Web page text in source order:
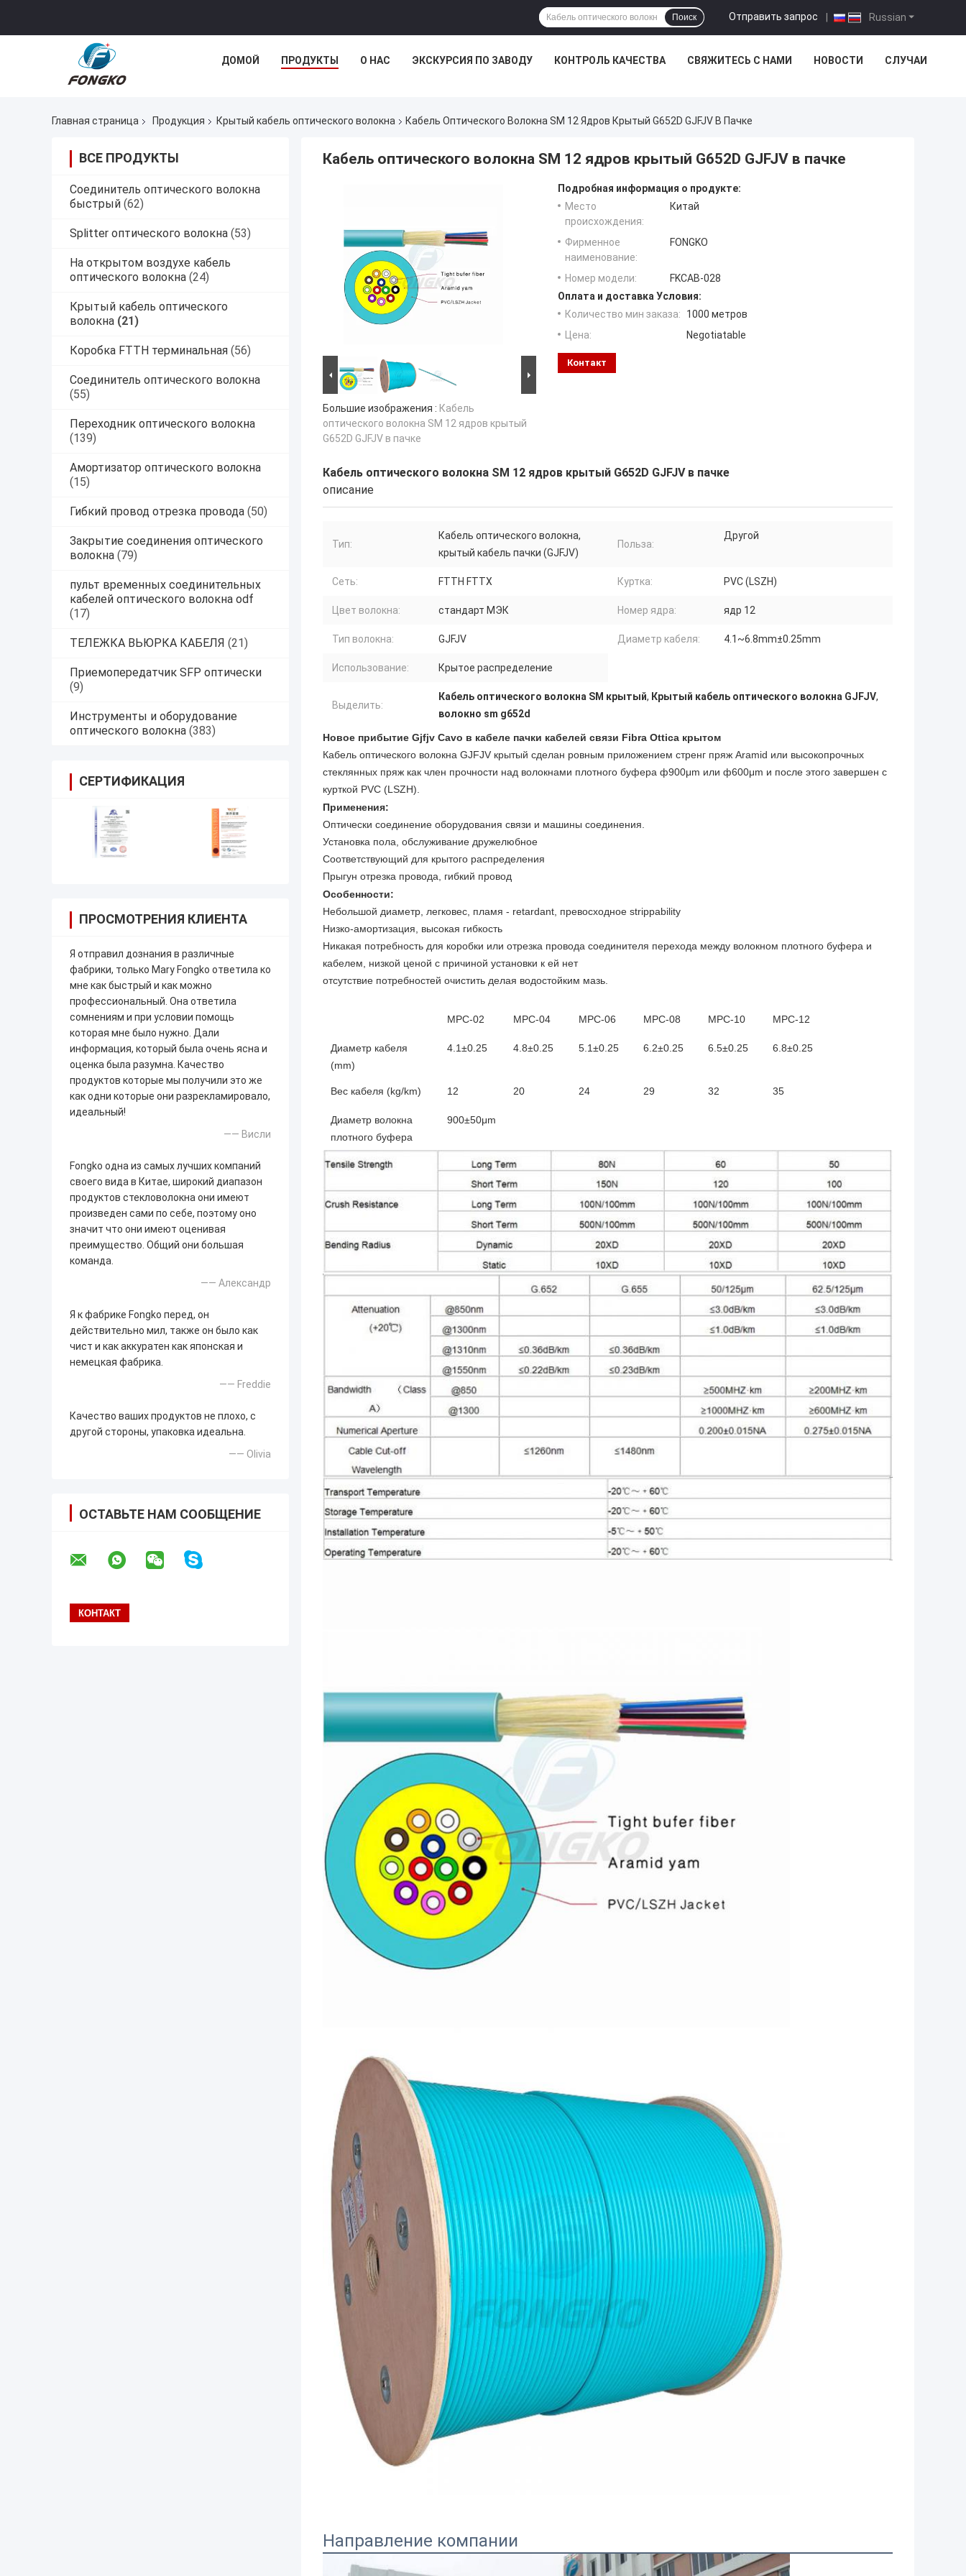
Russian
Отправить запрос |
Поиск
ДОМОЙ ПРОДУКТЫ О НАС ЭКСКУРСИЯ ПО ЗАВОДУ КОНТРОЛЬ КАЧЕСТВА СВЯЖИТЕСЬ С НАМИ НОВОСТИ СЛУЧАИ
Главная страница Продукция Крытый кабель оптического волокна Кабель Оптического Волокна SM 12 Ядров Крытый G652D GJFJV В Пачке
ВСЕ ПРОДУКТЫ
Соединитель оптического волокна
быстрый (62)
Splitter оптического волокна (53)
На открытом воздухе кабель
оптического волокна (24)
Крытый кабель оптического
волокна (21)
Коробка FTTH терминальная (56)
Соединитель оптического волокна
(55)
Переходник оптического волокна
(139)
Амортизатор оптического волокна
(15)
Гибкий провод отрезка провода (50)
Закрытие соединения оптического
волокна (79)
пульт временных соединительных
кабелей оптического волокна odf
(17)
ТЕЛЕЖКА ВЬЮРКА КАБЕЛЯ (21)
Приемопередатчик SFP оптически
(9)
Инструменты и оборудование
оптического волокна (383)
СЕРТИФИКАЦИЯ
ПРОСМОТРЕНИЯ КЛИЕНТА
Я отправил дознания в различные
фабрики, только Mary Fongko ответила ко
мне как быстрый и как можно
профессиональный. Она ответила
сомнениям и при условии помощь
которая мне было нужно. Дали
информация, который была очень ясна и
оценка была разумна. Качество
продуктов которые мы получили это же
как одни которые они разрекламировало,
идеальный!
—— Висли
Fongko одна из самых лучших компаний
своего вида в Китае, широкий диапазон
продуктов стекловолокна они имеют
произведен сами по себе, поэтому оно
значит что они имеют оценивая
преимущество. Общий они большая
команда.
—— Александр
Я к фабрике Fongko перед, он
действительно мил, также он было как
чист и как аккуратен как японская и
немецкая фабрика.
—— Freddie
Качество ваших продуктов не плохо, с
другой стороны, упаковка идеальна.
—— Olivia
ОСТАВЬТЕ НАМ СООБЩЕНИЕ
Кабель оптического волокна SM 12 ядров крытый G652D GJFJV в пачке
Большие изображения : Кабель
оптического волокна SM 12 ядров крытый
G652D GJFJV в пачке
Подробная информация о продукте:
Место
происхождения:
Китай
Фирменное
наименование:
FONGKO
Номер модели:
FKCAB-028
Оплата и доставка Условия:
Количество мин заказа:
1000 метров
Цена:
Negotiatable
Контакт
Кабель оптического волокна SM 12 ядров крытый G652D GJFJV в пачке
описание
Тип:
Кабель оптического волокна,
крытый кабель пачки (GJFJV)
Польза:
Другой
Сеть: FTTH FTTX Куртка: PVC (LSZH)
Цвет волокна: стандарт МЭК Номер ядра: ядр 12
Тип волокна: GJFJV Диаметр кабеля: 4.1~6.8mm±0.25mm
Использование: Крытое распределение
Выделить:
Кабель оптического волокна SM крытый, Крытый кабель оптического волокна GJFJV,
волокно sm g652d
Новое прибытие Gjfjv Cavo в кабеле пачки кабелей связи Fibra Ottica крытом
Кабель оптического волокна GJFJV крытый сделан ровным приложением стренг пряж Aramid или высокопрочных
стеклянных пряж как член прочности над волокнами плотного буфера ф900μm или ф600μm и после этого завершен с
курткой PVC (LSZH).
Применения:
Оптически соединение оборудования связи и машины соединения.
Установка пола, обслуживание дружелюбное
Соответствующий для крытого распределения
Прыгун отрезка провода, гибкий провод
Особенности:
Небольшой диаметр, легковес, пламя - retardant, превосходное strippability
Низко-амортизация, высокая гибкость
Никакая потребность для коробки или отрезка провода соединителя перехода между волокном плотного буфера и
кабелем, низкой ценой с причиной установки к ей нет
отсутствие потребностей очистить делая водостойким мазь.
MPC-02 MPC-04 MPC-06 MPC-08 MPC-10 MPC-12
Диаметр кабеля
(mm)
4.1±0.25 4.8±0.25 5.1±0.25 6.2±0.25 6.5±0.25 6.8±0.25
Вес кабеля (kg/km) 12 20 24 29 32 35
Диаметр волокна
плотного буфера
900±50μm
Направление компании